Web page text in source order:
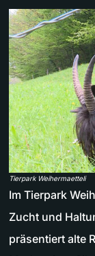
Tierpark Weihermaetteli
Im Tierpark
Zucht und
präsentiert alte